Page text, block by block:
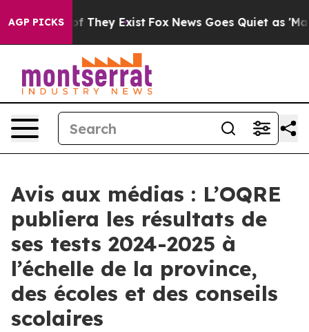
AGP PICKS
no Proof They Exist Fox News Goes Quiet as
Avis aux médias : L’OQRE
publiera les résultats de
ses tests 2024-2025 à
l’échelle de la province,
des écoles et des conseils
scolaires